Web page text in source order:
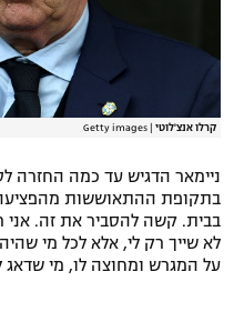
לוח דרושים – ג'ובנט
המגזין
קרלו אנצ'לוטי Getty images
ניימאר הדגיש עד כמה החזרה
בתקופת ההתאוששות
בבית. קשה להסביר את זה. אני
לא שייך רק לי, אלא לכל מי
על המגרש ומחוצה לו, מי שדאג